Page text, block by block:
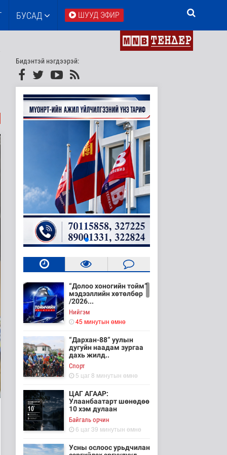
БУСАД ШУУД ЭФИР
Бидэнтэй нэгдээрэй:
“Долоо хоногийн тойм”
мэдээллийн хөтөлбөр
/2026...
Нийгэм
45 минутын өмнө
“Дархан-88” уулын
дугуйн наадам зургаа
дахь жилд..
Cпорт
5 цаг 8 минутын өмнө
ЦАГ АГААР:
Улаанбаатарт шөнөдөө
10 хэм дулаан
Байгаль орчин
6 цаг 39 минутын өмнө
Усны ослоос урьдчилан